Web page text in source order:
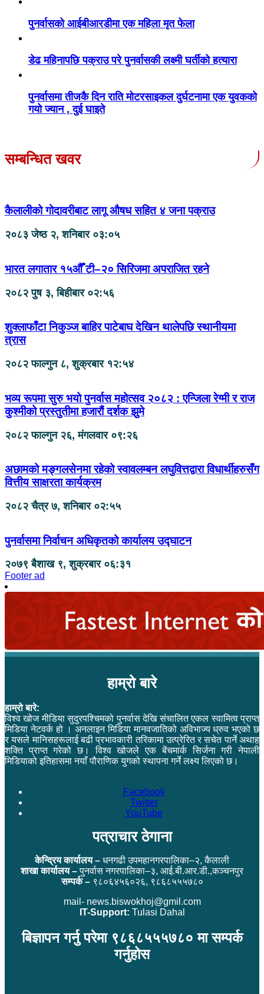
पुनर्वासको आईबीआरडीमा एक महिला मृत फेला
डेढ महिनापछि पक्राउ परे पुनर्वासकी लक्ष्मी घर्तीको हत्यारा
पुनर्वासमा तीजकै दिन राति मोटरसाइकल दुर्घटनामा एक युवकको
गयो ज्यान , दुई घाइते
सम्बन्धित खवर
कैलालीको गोदावरीबाट लागू औषध सहित ४ जना पक्राउ
२०८३ जेष्ठ २, शनिबार ०३:०५
भारत लगातार १५औँ टी–२० सिरिजमा अपराजित रहने
२०८२ पुष ३, बिहीबार ०२:५६
शुक्लाफाँटा निकुञ्ज बाहिर पाटेबाघ देखिन थालेपछि स्थानीयमा
त्रास
२०८२ फाल्गुन ८, शुक्रबार १२:५४
भव्य रूपमा सुरु भयो पुनर्वास महोत्सव २०८२ : एन्जिला रेग्मी र राज
कुश्मीको प्रस्तुतीमा हजारौं दर्शक झुमे
२०८२ फाल्गुन २६, मंगलवार ०९:२६
अछामको मङ्गलसेनमा रहेको स्वावलम्बन लघुवित्तद्वारा विधार्थीहरुसँग
वित्तीय साक्षरता कार्यक्रम
२०८२ चैत्र ७, शनिबार ०२:५५
पुनर्वासमा निर्वाचन अधिकृतको कार्यालय उद्घाटन
२०७९ बैशाख ९, शुक्रबार ०६:३१
Footer ad
हाम्रो बारे
हाम्रो बारे:
विश्व खोज मीडिया सुदुरपश्चिमको पुनर्वास देखि संचालित एकल स्वामित्व प्राप्त
मिडिया नेटवर्क हो । अनलाइन मिडिया मानवजातिको अविभाज्य ध्रुव भएको छ
र यसले मानिसहरूलाई बढी प्रभावकारी तरिकामा उत्प्रेरित र सचेत पार्ने अथाह
शक्ति प्राप्त गरेको छ। विश्व खोजले एक बेंचमार्क सिर्जना गरी नेपाली
मिडियाको इतिहासमा नयाँ पौराणिक युगको स्थापना गर्ने लक्ष्य लिएको छ।
Facebook
Twitter
YouTube
पत्राचार ठेगाना
केन्द्रिय कार्यालय – धनगढी उपमहानगरपालिका–२, कैलाली
शाखा कार्यालय –पुनर्वास नगरपालिका–३, आई.बी.आर.डी.,कञ्चनपुर
सम्पर्क –९८०६४५६०२६, ९८६८५५५७८०
mail- news.biswokhoj@gmil.com
IT-Support: Tulasi Dahal
बिज्ञापन गर्नु परेमा ९८६८५५५७८० मा सम्पर्क
गर्नुहोस